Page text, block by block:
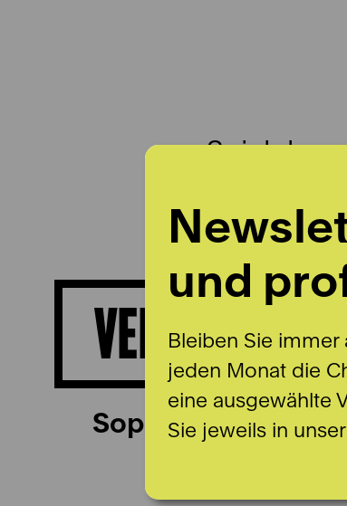
Spielplan
VERITY
Sopran
und
Bleiben Sie
jeden Monat die
eine ausgewählte
Sie jeweils in